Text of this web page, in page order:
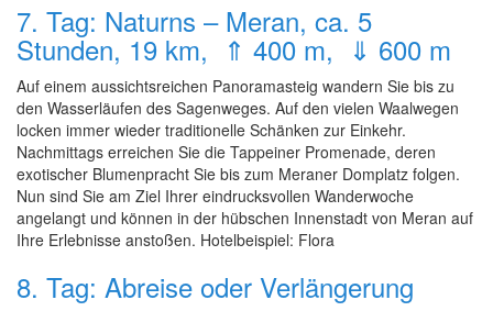
7. Tag: Naturns – Meran, ca. 5
Stunden, 19 km, ⇑ 400 m, ⇓ 600 m
Auf einem aussichtsreichen Panoramasteig wandern Sie bis zu
den Wasserläufen des Sagenweges. Auf den vielen Waalwegen
locken immer wieder traditionelle Schänken zur Einkehr.
Nachmittags erreichen Sie die Tappeiner Promenade, deren
exotischer Blumenpracht Sie bis zum Meraner Domplatz folgen.
Nun sind Sie am Ziel Ihrer eindrucksvollen Wanderwoche
angelangt und können in der hübschen Innenstadt von Meran auf
Ihre Erlebnisse anstoßen. Hotelbeispiel: Flora
8. Tag: Abreise oder Verlängerung